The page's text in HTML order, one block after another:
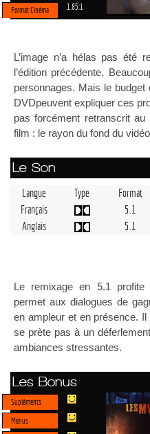
Format Cinéma
1.85:1
L’image n’a hélas pas été
l’édition précédente.
personnages. Mais le
DVDpeuvent expliquer ces
pas forcément retranscrit
film : le rayon du fond du
Le Son
Langue Type Format
Français
5.1
Anglais
5.1
Le remixage en 5.1
permet aux dialogues de
en ampleur et en présence.
se prète pas à un
ambiances stressantes.
Les Bonus
Supléments
Menus